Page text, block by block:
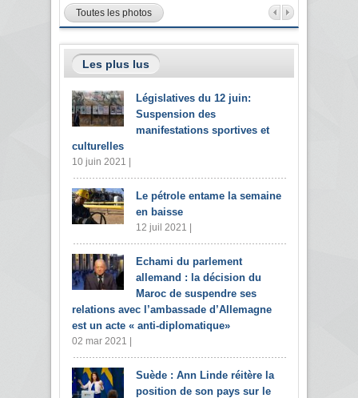
Toutes les photos
Les plus lus
Législatives du 12 juin:
Suspension des
manifestations sportives et
culturelles
10 juin 2021 |
Le pétrole entame la semaine
en baisse
12 juil 2021 |
Echami du parlement
allemand : la décision du
Maroc de suspendre ses
relations avec l’ambassade d’Allemagne
est un acte « anti-diplomatique»
02 mar 2021 |
Suède : Ann Linde réitère la
position de son pays sur le